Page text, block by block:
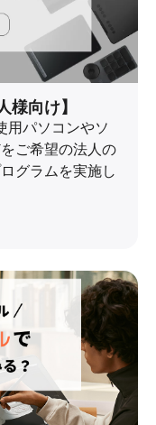
向け】
用パソコンやソ
ご希望の法人の
グラムを実施し